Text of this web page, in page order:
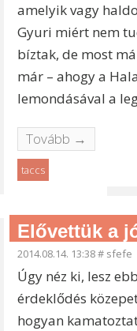
amelyik vagy
Gyuri miért nem
bíztak, de most
már – ahogy a
lemondásával a
Tovább →
taccs
Elővettük a
2014.08.14. 13:38# sfefe
Úgy néz ki, lesz
érdeklődés
hogyan